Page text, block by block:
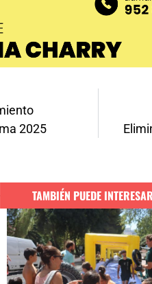
2025
TAMBIÉN PUEDE